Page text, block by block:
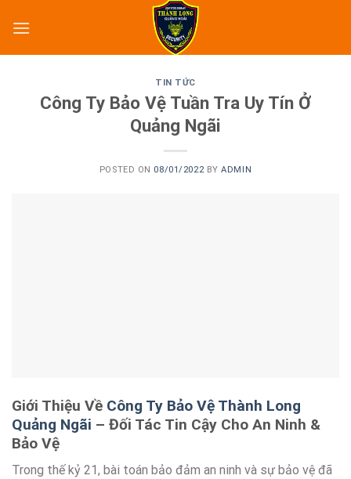
TIN TỨC
Công Ty Bảo Vệ Tuần Tra Uy Tín Ở
Quảng Ngãi
POSTED ON 08/01/2022 BYADMIN
Giới Thiệu Về Công Ty Bảo Vệ Thành Long
Quảng Ngãi – Đối Tác Tin Cậy Cho An Ninh &
Bảo Vệ
Trong thế kỷ 21, bài toán bảo đảm an ninh và sự bảo vệ đã